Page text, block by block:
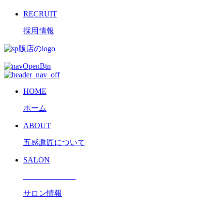
RECRUIT
採用情報
HOME
ホーム
ABOUT
五感鷹匠について
SALON
サロン情報